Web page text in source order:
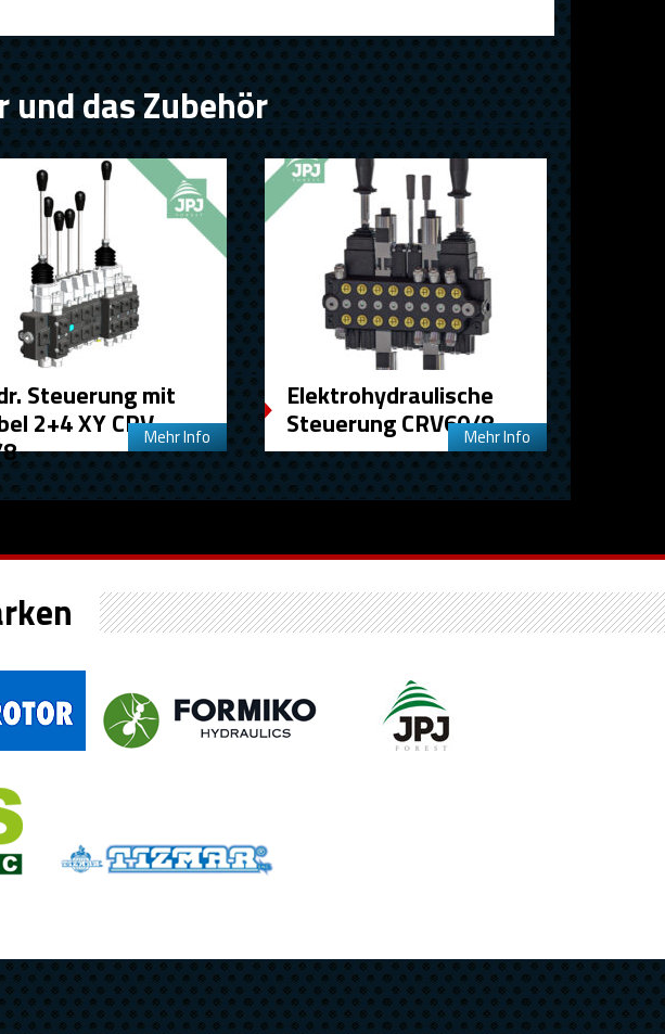
und das Zubehör
Steuerung mit
2+4 XY CRVMehr Info
Elektrohydraulische
Steuerung CRV60/8Mehr Info